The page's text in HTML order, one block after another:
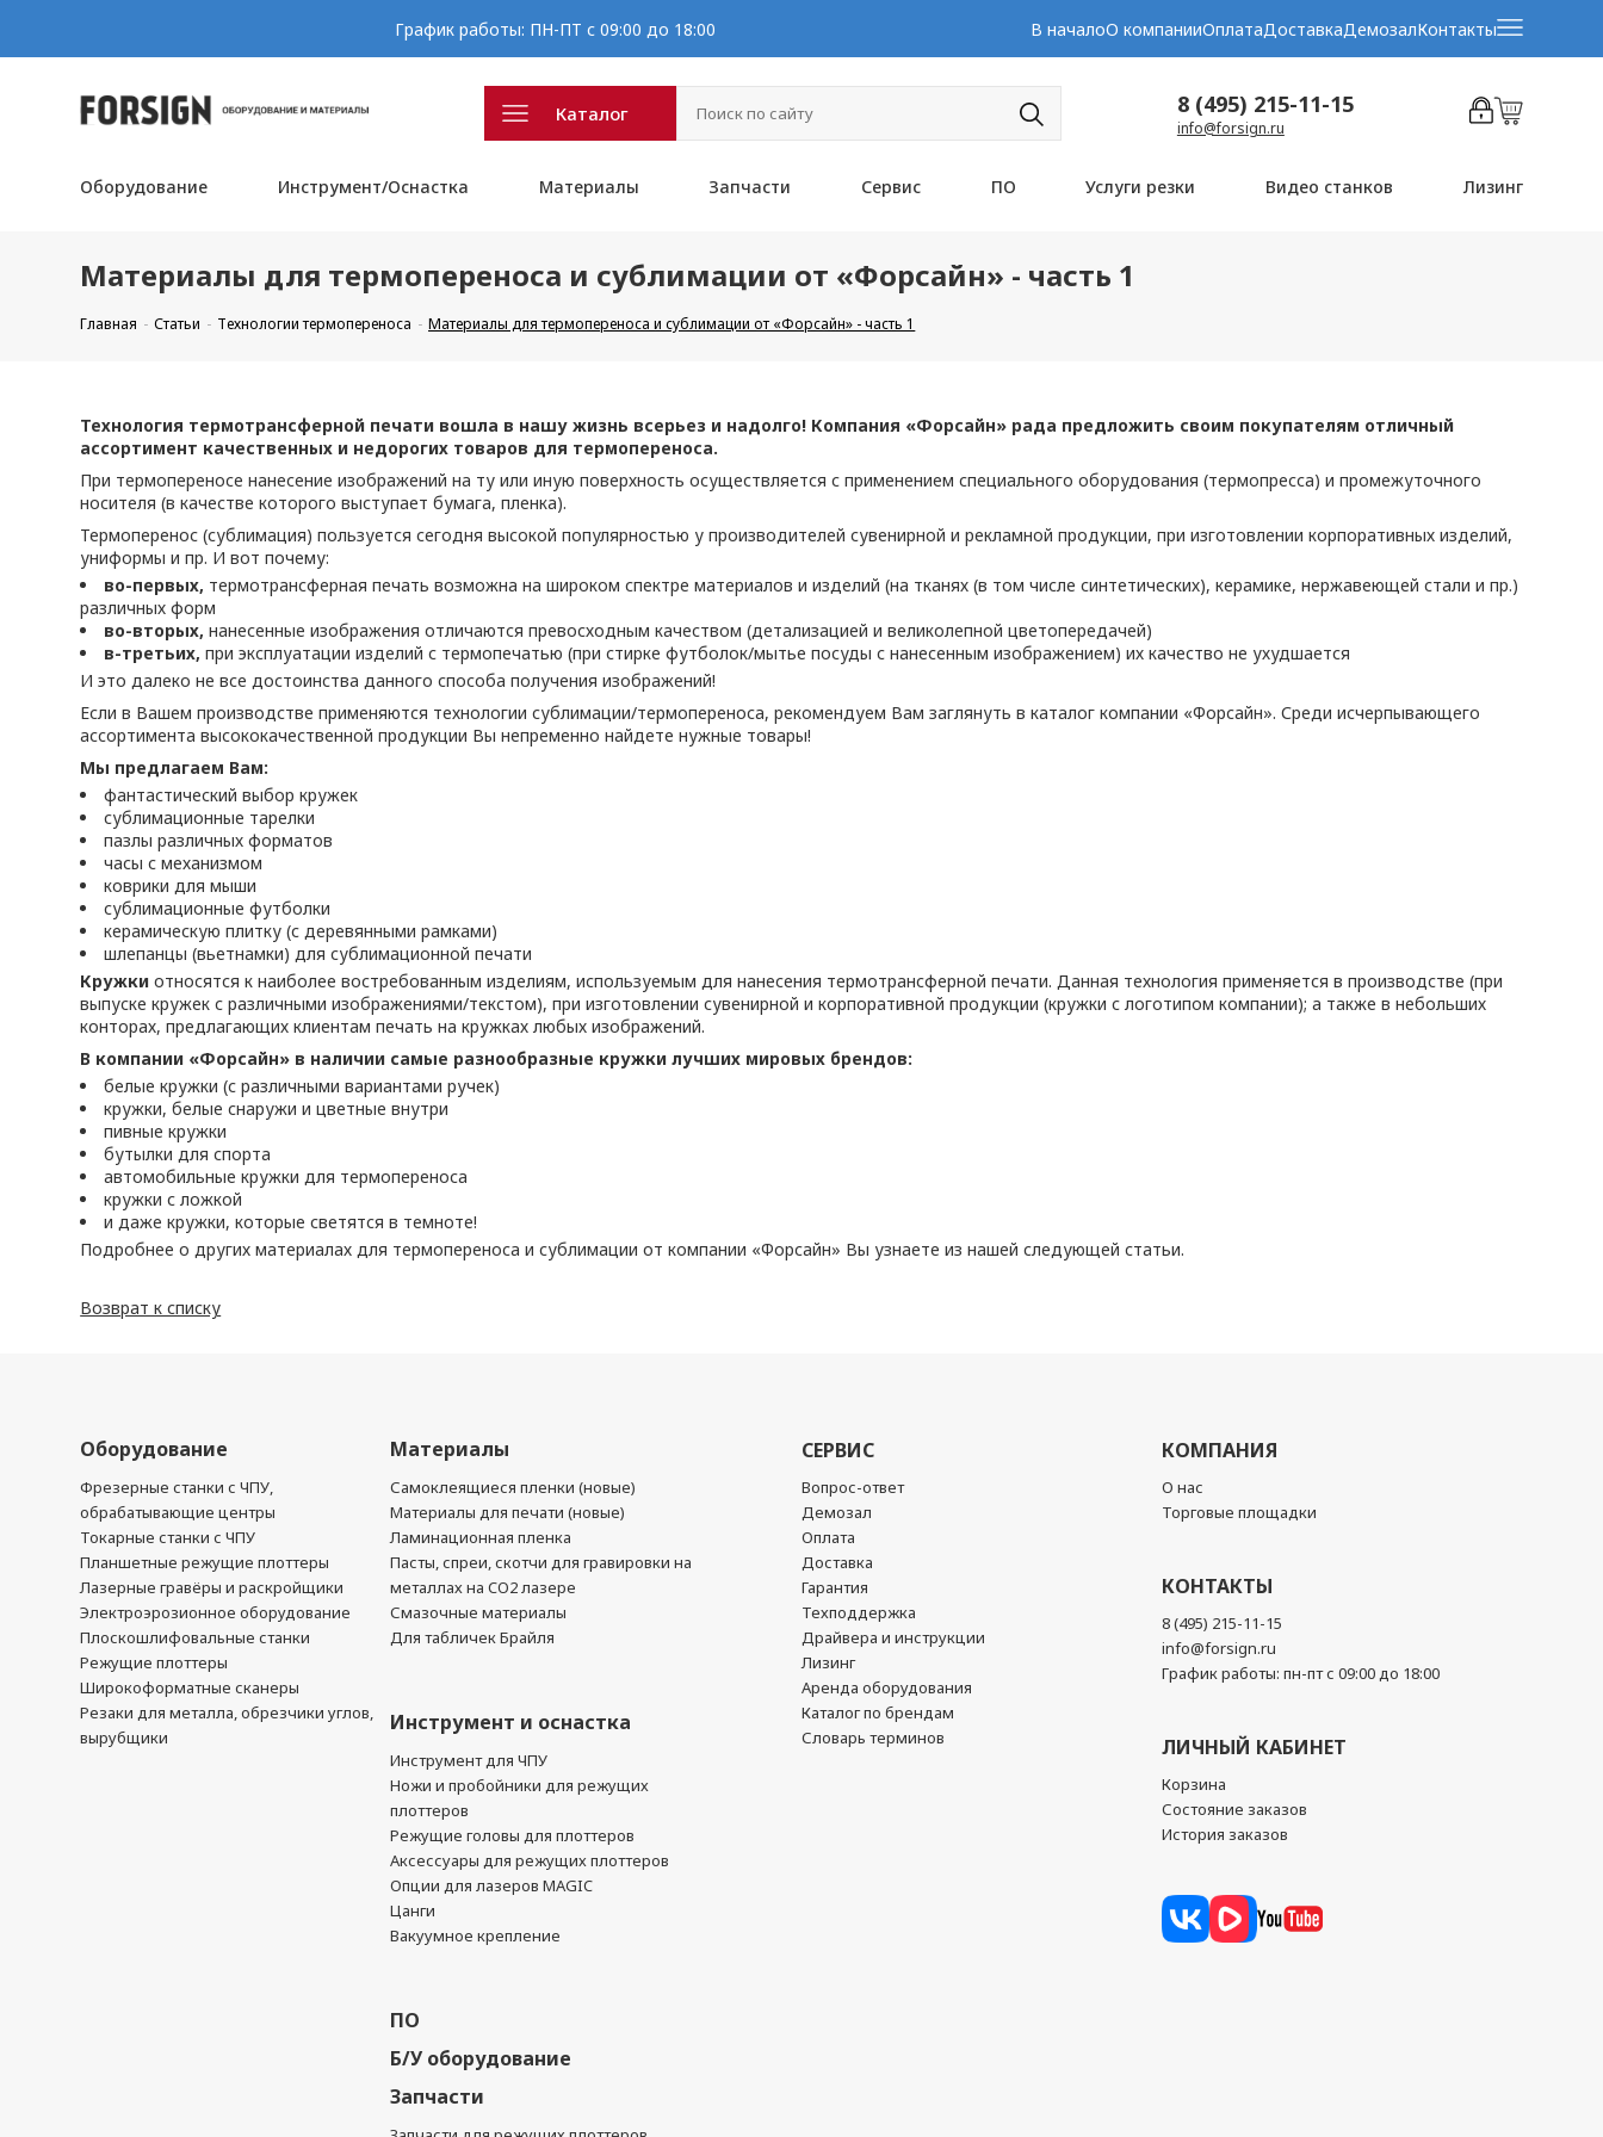
График работы: ПН-ПТ с 09:00 до 18:00 В началоО компанииОплатаДоставкаДемозалКонтакты
Каталог 8 (495) 215-11-15
info@forsign.ru
Оборудование Инструмент/Оснастка Материалы Запчасти Сервис ПО Услуги резки Видео станков Лизинг
Материалы для термопереноса и сублимации от «Форсайн» - часть 1
Главная Статьи Технологии термопереноса Материалы для термопереноса и сублимации от «Форсайн» - часть 1
Технология термотрансферной печати вошла в нашу жизнь всерьез и надолго! Компания «Форсайн» рада предложить своим покупателям отличный
ассортимент качественных и недорогих товаров для термопереноса.
При термопереносе нанесение изображений на ту или иную поверхность осуществляется с применением специального оборудования (термопресса) и промежуточного
носителя (в качестве которого выступает бумага, пленка).
Термоперенос (сублимация) пользуется сегодня высокой популярностью у производителей сувенирной и рекламной продукции, при изготовлении корпоративных изделий,
униформы и пр. И вот почему:
во-первых, термотрансферная печать возможна на широком спектре материалов и изделий (на тканях (в том числе синтетических), керамике, нержавеющей стали и пр.)
различных форм
во-вторых, нанесенные изображения отличаются превосходным качеством (детализацией и великолепной цветопередачей)
в-третьих, при эксплуатации изделий с термопечатью (при стирке футболок/мытье посуды с нанесенным изображением) их качество не ухудшается
И это далеко не все достоинства данного способа получения изображений!
Если в Вашем производстве применяются технологии сублимации/термопереноса, рекомендуем Вам заглянуть в каталог компании «Форсайн». Среди исчерпывающего
ассортимента высококачественной продукции Вы непременно найдете нужные товары!
Мы предлагаем Вам:
фантастический выбор кружек
сублимационные тарелки
пазлы различных форматов
часы с механизмом
коврики для мыши
сублимационные футболки
керамическую плитку (с деревянными рамками)
шлепанцы (вьетнамки) для сублимационной печати
Кружки относятся к наиболее востребованным изделиям, используемым для нанесения термотрансферной печати. Данная технология применяется в производстве (при
выпуске кружек с различными изображениями/текстом), при изготовлении сувенирной и корпоративной продукции (кружки с логотипом компании); а также в небольших
конторах, предлагающих клиентам печать на кружках любых изображений.
В компании «Форсайн» в наличии самые разнообразные кружки лучших мировых брендов:
белые кружки (с различными вариантами ручек)
кружки, белые снаружи и цветные внутри
пивные кружки
бутылки для спорта
автомобильные кружки для термопереноса
кружки с ложкой
и даже кружки, которые светятся в темноте!
Подробнее о других материалах для термопереноса и сублимации от компании «Форсайн» Вы узнаете из нашей следующей статьи.
Возврат к списку
Оборудование
Фрезерные станки с ЧПУ,
обрабатывающие центры
Токарные станки с ЧПУ
Планшетные режущие плоттеры
Лазерные гравёры и раскройщики
Электроэрозионное оборудование
Плоскошлифовальные станки
Режущие плоттеры
Широкоформатные сканеры
Резаки для металла, обрезчики углов,
вырубщики
Материалы
Самоклеящиеся пленки (новые)
Материалы для печати (новые)
Ламинационная пленка
Пасты, спреи, скотчи для гравировки на
металлах на CO2 лазере
Смазочные материалы
Для табличек Брайля
Инструмент и оснастка
Инструмент для ЧПУ
Ножи и пробойники для режущих
плоттеров
Режущие головы для плоттеров
Аксессуары для режущих плоттеров
Опции для лазеров MAGIC
Цанги
Вакуумное крепление
ПО
Б/У оборудование
Запчасти
СЕРВИС
Вопрос-ответ
Демозал
Оплата
Доставка
Гарантия
Техподдержка
Драйвера и инструкции
Лизинг
Аренда оборудования
Каталог по брендам
Словарь терминов
КОМПАНИЯ
О нас
Торговые площадки
КОНТАКТЫ
8 (495) 215-11-15
info@forsign.ru
График работы: пн-пт с 09:00 до 18:00
ЛИЧНЫЙ КАБИНЕТ
Корзина
Состояние заказов
История заказов